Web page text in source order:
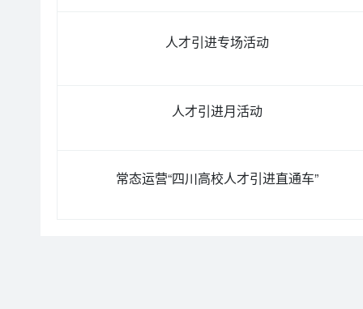
人才引进专场活动
人才引进月活动
常态运营“四川高校人才引进直通车”